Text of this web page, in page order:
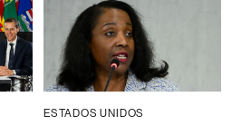
ESTADOS UNIDOS